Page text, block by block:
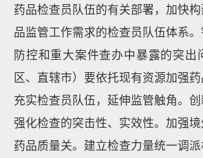
药品检查员队伍的有关部署，加快
品监管工作需求的检查员队伍体系
防控和重大案件查办中暴露的突出
区、直辖市）要依托现有资源加强药
充实检查员队伍，延伸监管触角。创
强化检查的突击性、实效性。加强
药品质量关。建立检查力量统一调